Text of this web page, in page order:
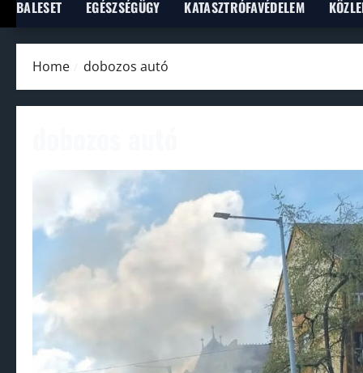
BALESET EGÉSZSÉGÜGY KATASZTRÓFAVÉDELEM
Home dobozos autó